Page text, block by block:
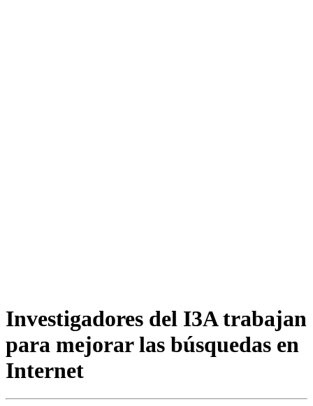
Investigadores del I3A trabajan
para mejorar las búsquedas en
Internet